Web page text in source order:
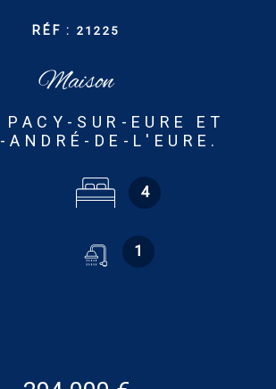
RÉF : 21225
Maison
PACY-SUR-EURE ET
ANDRÉ-DE-L'EURE.
4
1